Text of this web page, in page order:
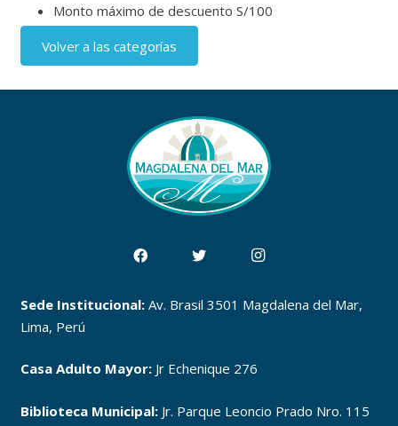
Monto máximo de descuento S/100
Volver a las categorías
Sede Institucional:Av. Brasil 3501 Magdalena del Mar,
Lima, Perú
Casa Adulto Mayor:Jr Echenique 276
Biblioteca Municipal:Jr. Parque Leoncio Prado Nro. 115